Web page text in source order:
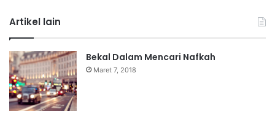
Artikel lain
Bekal Dalam Mencari Nafkah
Maret 7, 2018